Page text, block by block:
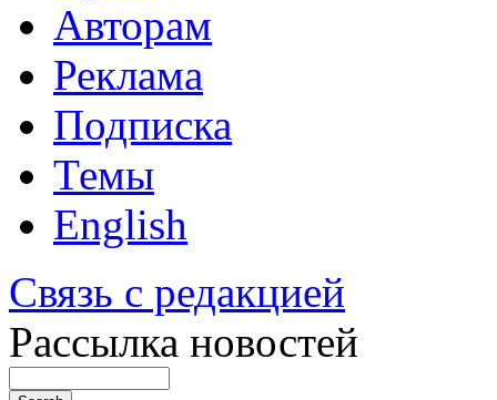
Авторам
Реклама
Подписка
Темы
English
Связь с редакцией
Рассылка новостей